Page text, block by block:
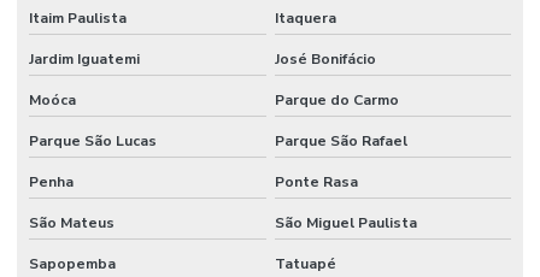
Itaim Paulista Itaquera
Jardim Iguatemi José Bonifácio
Moóca Parque do Carmo
Parque São Lucas Parque São Rafael
Penha Ponte Rasa
São Mateus São Miguel Paulista
Sapopemba Tatuapé